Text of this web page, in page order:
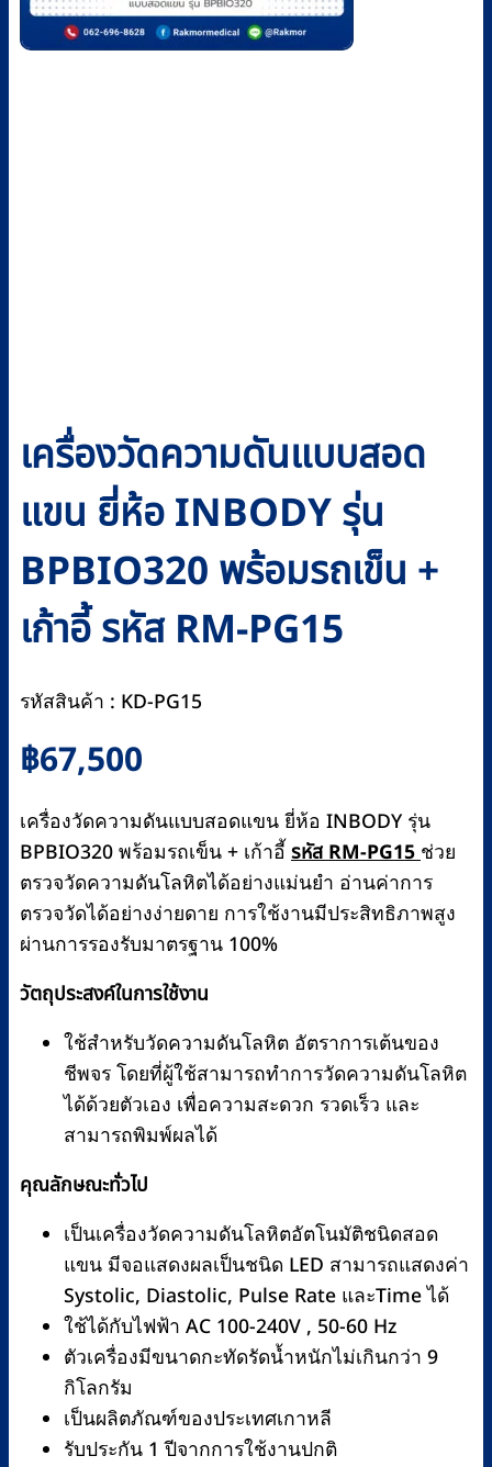
เครื่องวัดความดันแบบสอด
แขน ยี่ห้อ INBODY รุ่น
BPBIO320 พร้อมรถเข็น +
เก้าอี้ รหัส RM-PG15
รหัสสินค้า : KD-PG15
฿67,500
เครื่องวัดความดันแบบสอดแขน ยี่ห้อ INBODY รุ่น
BPBIO320 พร้อมรถเข็น + เก้าอี้ รหัส RM-PG15ช่วย
ตรวจวัดความดันโลหิตได้อย่างแม่นยำ อ่านค่าการ
ตรวจวัดได้อย่างง่ายดาย การใช้งานมีประสิทธิภาพสูง
ผ่านการรองรับมาตรฐาน 100%
วัตถุประสงค์ในการใช้งาน
ใช้สำหรับวัดความดันโลหิต อัตราการเต้นของ
ชีพจร โดยที่ผู้ใช้สามารถทำการวัดความดันโลหิต
ได้ด้วยตัวเอง เพื่อความสะดวก รวดเร็ว และ
สามารถพิมพ์ผลได้
คุณลักษณะทั่วไป
เป็นเครื่องวัดความดันโลหิตอัตโนมัติชนิดสอด
แขน มีจอแสดงผลเป็นชนิด LED สามารถแสดงค่า
Systolic, Diastolic, Pulse Rate และTime ได้
ใช้ได้กับไฟฟ้า AC 100-240V , 50-60 Hz
ตัวเครื่องมีขนาดกะทัดรัดน้ำหนักไม่เกินกว่า 9
กิโลกรัม
เป็นผลิตภัณฑ์ของประเทศเกาหลี
รับประกัน 1 ปีจากการใช้งานปกติ